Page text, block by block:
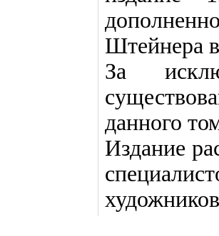
Штейнера
За
данного
Издание